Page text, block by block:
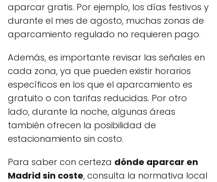
aparcar gratis. Por ejemplo, los días festivos y
durante el mes de agosto, muchas zonas de
aparcamiento regulado no requieren pago.
Además, es importante revisar las señales en
cada zona, ya que pueden existir horarios
específicos en los que el aparcamiento es
gratuito o con tarifas reducidas. Por otro
lado, durante la noche, algunas áreas
también ofrecen la posibilidad de
estacionamiento sin costo.
Para saber con certeza dónde aparcar en
Madrid sin coste, consulta la normativa local